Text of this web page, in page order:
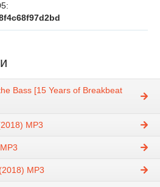
Bass [15 Years of Breakbeat
MP3
MP3